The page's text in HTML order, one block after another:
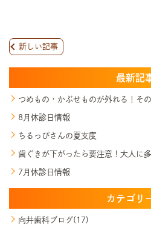
新しい記事
最新記
つめもの・かぶせものが外れる！そ
8月休診日情報
ちるっぴさんの夏支度
歯ぐきが下がったら要注意！大人に
7月休診日情報
カテゴリ
向井歯科ブログ(17)